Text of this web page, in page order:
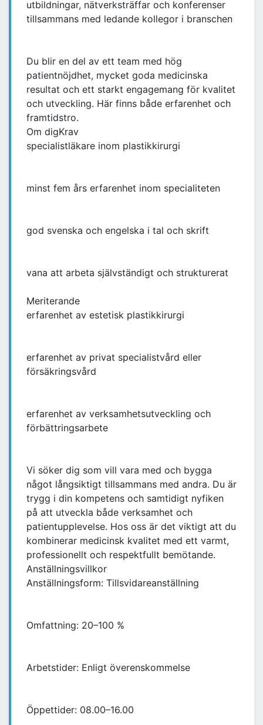
utbildningar, nätverksträffar och konferenser
tillsammans med ledande kollegor i branschen
Du blir en del av ett team med hög
patientnöjdhet, mycket goda medicinska
resultat och ett starkt engagemang för kvalitet
och utveckling. Här finns både erfarenhet och
framtidstro.
Om digKrav
specialistläkare inom plastikkirurgi
minst fem års erfarenhet inom specialiteten
god svenska och engelska i tal och skrift
vana att arbeta självständigt och strukturerat
Meriterande
erfarenhet av estetisk plastikkirurgi
erfarenhet av privat specialistvård eller
försäkringsvård
erfarenhet av verksamhetsutveckling och
förbättringsarbete
Vi söker dig som vill vara med och bygga
något långsiktigt tillsammans med andra. Du är
trygg i din kompetens och samtidigt nyfiken
på att utveckla både verksamhet och
patientupplevelse. Hos oss är det viktigt att du
kombinerar medicinsk kvalitet med ett varmt,
professionellt och respektfullt bemötande.
Anställningsvillkor
Anställningsform: Tillsvidareanställning
Omfattning: 20–100 %
Arbetstider: Enligt överenskommelse
Öppettider: 08.00–16.00